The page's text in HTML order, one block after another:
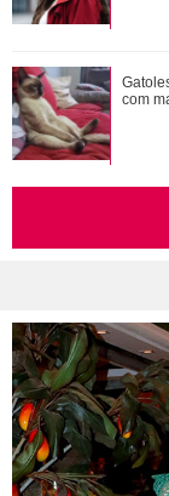
com
com